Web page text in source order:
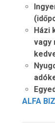
Házi
vagy
ALFA